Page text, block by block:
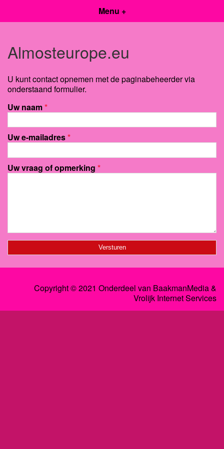
Menu +
Almosteurope.eu
U kunt contact opnemen met de paginabeheerder via
onderstaand formulier.
Uw naam*
Uw e-mailadres*
Uw vraag of opmerking *
Copyright © 2021 Onderdeel van BaakmanMedia&
Vrolijk Internet Services